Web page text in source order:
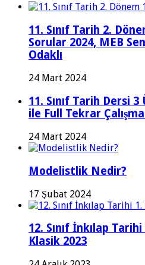
11. Sınıf Tarih 2.
Sorular 2024, MEB
Odaklı
24 Mart 2024
11. Sınıf Tarih Dersi
ile Full Tekrar Çalışma
24 Mart 2024
Modelistlik Nedir?
17 Şubat 2024
12. Sınıf İnkılap Tarihi
Klasik 2023